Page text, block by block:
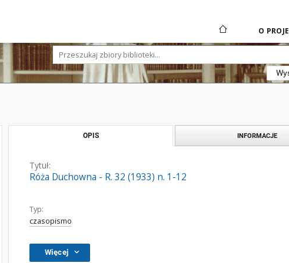
O
OPIS INFORMACJE
Tytuł:
Róża Duchowna - R. 32 (1933) n. 1-12
Typ:
czasopismo
Więcej